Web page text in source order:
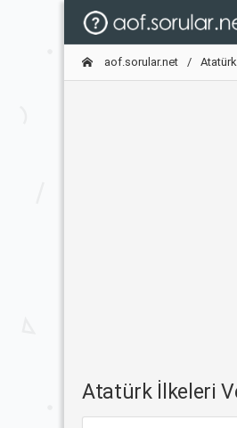
aof.sorular.net
Atatürk İlkeleri